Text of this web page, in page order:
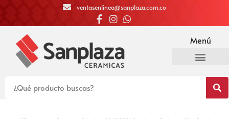
ventasenlinea@sanplaza.com.co
Menú